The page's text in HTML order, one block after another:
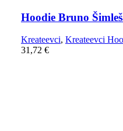
Hoodie Bruno
Kreateevci, Kreateevci
31,72 €